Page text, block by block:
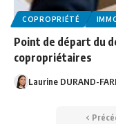
COPROPRIÉTÉ
Point de départ du
copropriétaires
Laurine DURAND-